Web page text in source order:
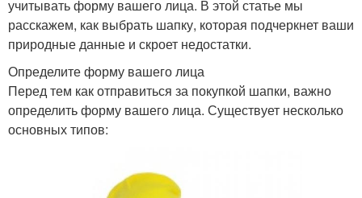
учитывать форму вашего лица. В этой статье мы
расскажем, как выбрать шапку, которая подчеркнет ваши
природные данные и скроет недостатки.
Определите форму вашего лица
Перед тем как отправиться за покупкой шапки, важно
определить форму вашего лица. Существует несколько
основных типов: